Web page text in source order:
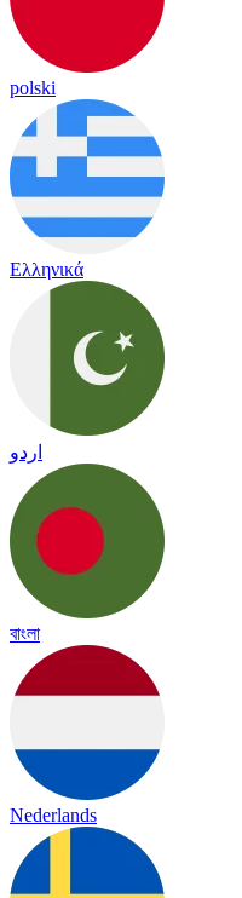
polski
Ελληνικά
اردو
বাংলা
Nederlands